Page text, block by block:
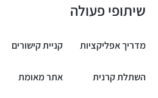
שיתופי פעולה
מדריך אפליקציות קניית קישורים
השתלת קרנית אתר מאומת